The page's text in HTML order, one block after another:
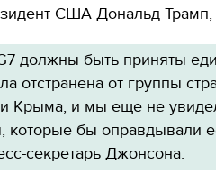
США Дональд
должны быть приняты
отстранена от группы
Крыма, и мы еще не
которые бы оправдывали
секретарь Джонсона.